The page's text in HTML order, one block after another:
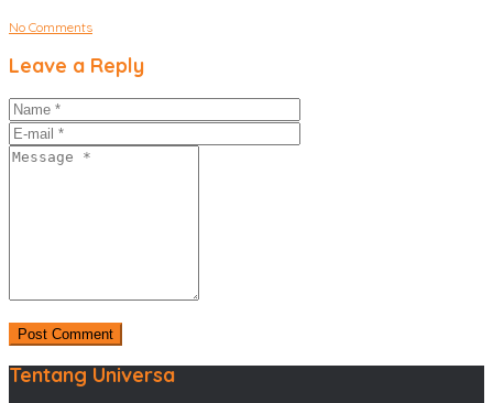
No Comments
Leave a Reply
Tentang Universa